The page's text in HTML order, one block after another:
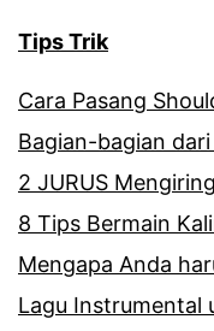
Tips Trik
Cara Pasang
Bagian-bagian
2 JURUS
8 Tips Bermain
Mengapa Anda
Lagu Instrumental